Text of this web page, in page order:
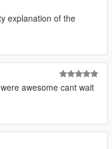
explanation of the
awesome cant wait